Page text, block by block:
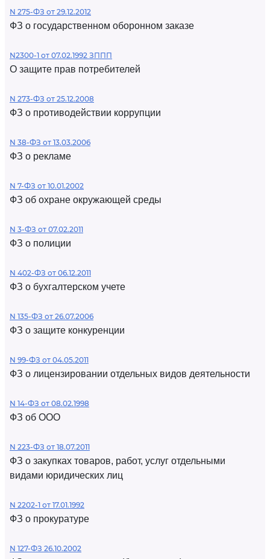
N 275-ФЗ от 29.12.2012
ФЗ о государственном оборонном заказе
N2300-1 от 07.02.1992 ЗППП
О защите прав потребителей
N 273-ФЗ от 25.12.2008
ФЗ о противодействии коррупции
N 38-ФЗ от 13.03.2006
ФЗ о рекламе
N 7-ФЗ от 10.01.2002
ФЗ об охране окружающей среды
N 3-ФЗ от 07.02.2011
ФЗ о полиции
N 402-ФЗ от 06.12.2011
ФЗ о бухгалтерском учете
N 135-ФЗ от 26.07.2006
ФЗ о защите конкуренции
N 99-ФЗ от 04.05.2011
ФЗ о лицензировании отдельных видов деятельности
N 14-ФЗ от 08.02.1998
ФЗ об ООО
N 223-ФЗ от 18.07.2011
ФЗ о закупках товаров, работ, услуг отдельными
видами юридических лиц
N 2202-1 от 17.01.1992
ФЗ о прокуратуре
N 127-ФЗ 26.10.2002